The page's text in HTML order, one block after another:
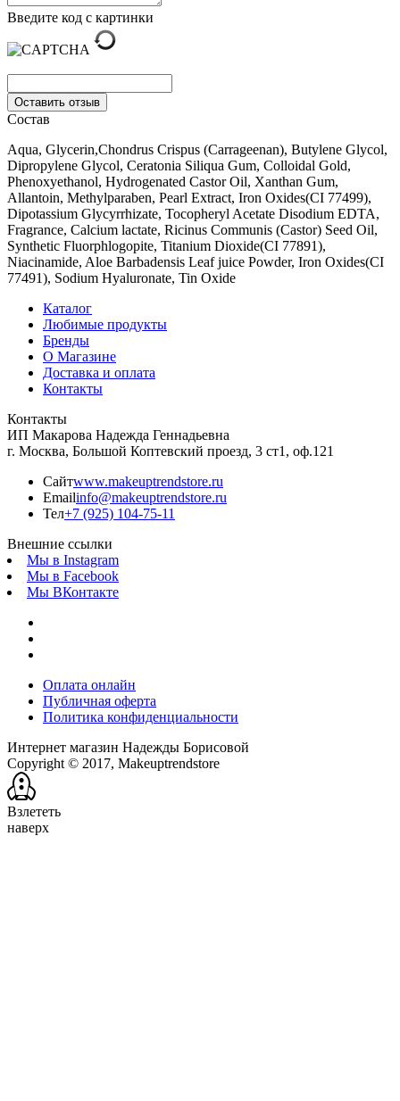
Введите код с картинки
Оставить отзыв
Состав
Aqua, Glycerin,Chondrus Crispus (Carrageenan), Butylene Glycol,
Dipropylene Glycol, Ceratonia Siliqua Gum, Colloidal Gold,
Phenoxyethanol, Hydrogenated Castor Oil, Xanthan Gum,
Allantoin, Methylparaben, Pearl Extract, Iron Oxides(CI 77499),
Dipotassium Glycyrrhizate, Tocopheryl Acetate Disodium EDTA,
Fragrance, Calcium lactate, Ricinus Communis (Castor) Seed Oil,
Synthetic Fluorphlogopite, Titanium Dioxide(CI 77891),
Niacinamide, Aloe Barbadensis Leaf juice Powder, Iron Oxides(CI
77491), Sodium Hyaluronate, Tin Oxide
Каталог
Любимые продукты
Бренды
О Магазине
Доставка и оплата
Контакты
Контакты
ИП Макарова Надежда Геннадьевна
г. Москва, Большой Коптевский проезд, 3 ст1, оф.121
Сайтwww.makeuptrendstore.ru
Emailinfo@makeuptrendstore.ru
Тел+7 (925) 104-75-11
Внешние ссылки
Мы в Instagram
Мы в Facebook
Мы ВКонтакте
Оплата онлайн
Публичная оферта
Политика конфиденциальности
Интернет магазин Надежды Борисовой
Copyright © 2017, Makeuptrendstore
Взлететь
наверх